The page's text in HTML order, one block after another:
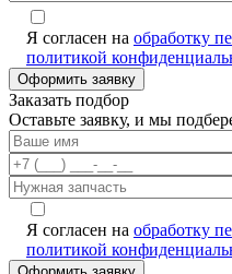
Я согласен на обработку
политикой
Заказать подбор
Оставьте заявку, и мы
Я согласен на обработку
политикой